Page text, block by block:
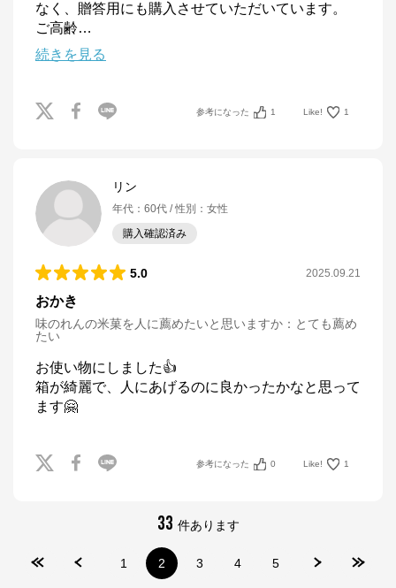
なく、贈答用にも購入させていただいています。
ご高齢…
続きを見る
参考になった 1 Like! 1
リン
年代 ： 60代 性別 ： 女性
購入確認済み
5.0 2025.09.21
おかき
味のれんの米菓を人に薦めたいと思いますか ： とても薦め
たい
お使い物にしました👍
箱が綺麗で、人にあげるのに良かったかなと思って
ます🤗
参考になった 0 Like! 1
33 件あります
1 2 3 4 5